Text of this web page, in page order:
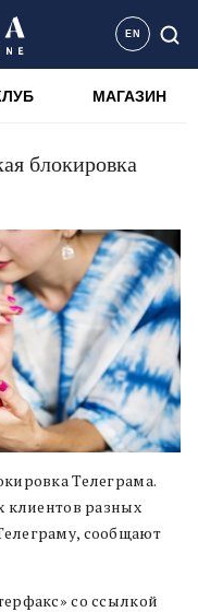
EN
МАГАЗИН
блокировка
Телеграма.
клиентов разных
сообщают
со ссылкой